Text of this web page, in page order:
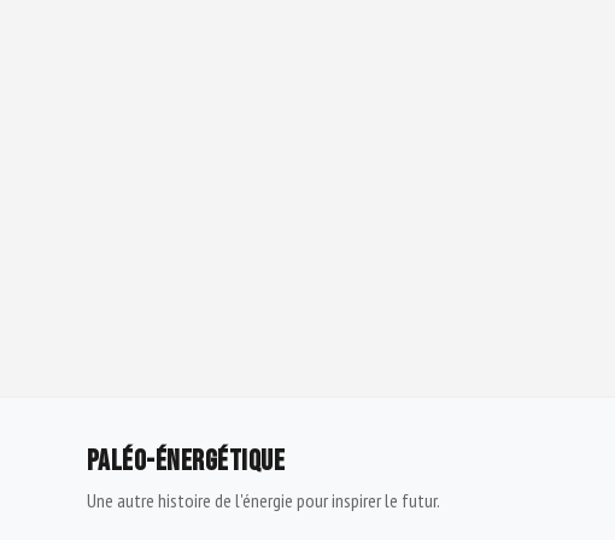
PALÉO-ÉNERGÉTIQUE
Une autre histoire de l'énergie pour inspirer le futur.